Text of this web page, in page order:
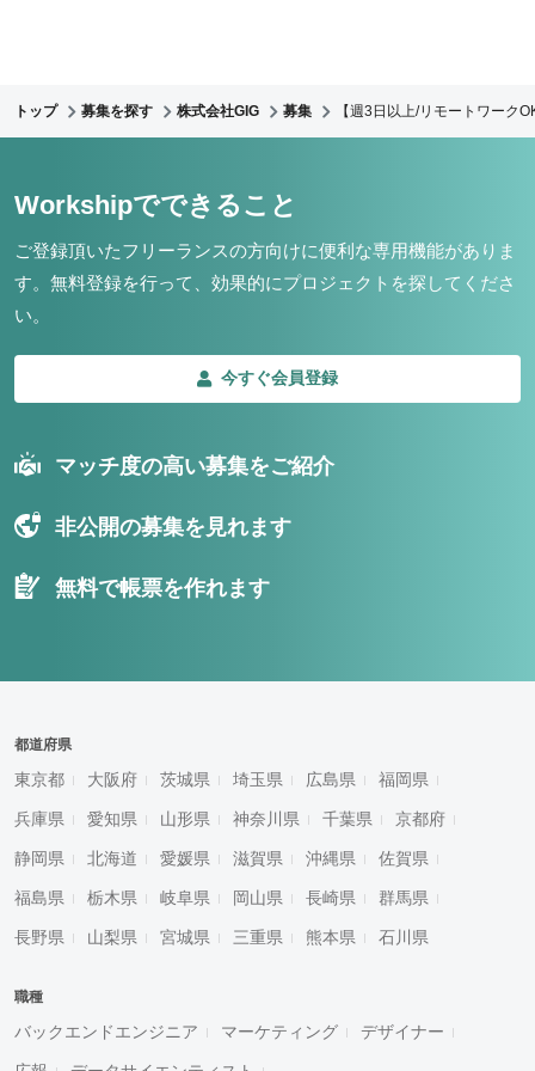
トップ 募集を探す 株式会社GIG 募集 【週3日以上/リモートワーク
Workshipでできること
ご登録頂いたフリーランスの方向けに便利な専用機能がありま
す。 無料登録を行って、効果的にプロジェクトを探してくださ
い。
今すぐ会員登録
マッチ度の高い募集をご紹介
非公開の募集を見れます
無料で帳票を作れます
都道府県
東京都 大阪府 茨城県 埼玉県 広島県 福岡県
兵庫県 愛知県 山形県 神奈川県 千葉県 京都府
静岡県 北海道 愛媛県 滋賀県 沖縄県 佐賀県
福島県 栃木県 岐阜県 岡山県 長崎県 群馬県
長野県 山梨県 宮城県 三重県 熊本県 石川県
職種
バックエンドエンジニア マーケティング デザイナー